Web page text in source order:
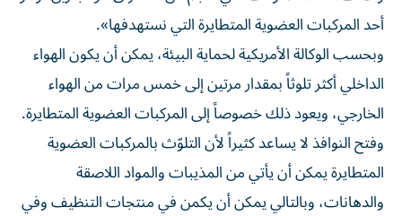
أحد المركبات العضوية المتطايرة التي نستهدفها».
وبحسب الوكالة الأمريكية لحماية البيئة، يمكن أن يكون الهواء
الداخلي أكثر تلوثاً بمقدار مرتين إلى خمس مرات من الهواء
الخارجي، ويعود ذلك خصوصاً إلى المركبات العضوية المتطايرة.
وفتح النوافذ لا يساعد كثيراً لأن التلوّث بالمركبات العضوية
المتطايرة يمكن أن يأتي من المذيبات والمواد اللاصقة
والدهانات، وبالتالي يمكن أن يكمن في منتجات التنظيف وفي